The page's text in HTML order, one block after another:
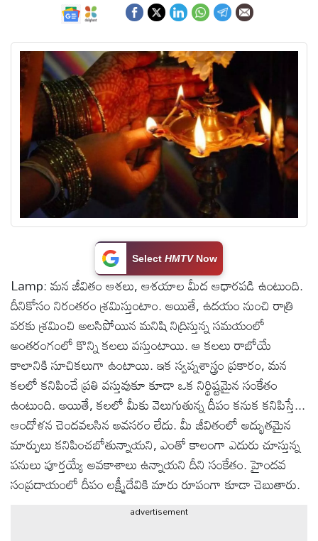
జాతీయం
అంతర్జాతీయం
సినిమా
క్రీడలు
వ్యాపారం
లైఫ్
టెక్నాలజీ
స్పెషల్స్
కెరీర్ &
ఉద్యోగాలు
లైవ్
టీవి
వ్యవసాయం
Select HMTVNow
Lamp: మన జీవితం ఆశలు, ఆశయాల మీద ఆధారపడి ఉంటుంది.
దీనికోసం నిరంతరం శ్రమిస్తుంటాం. అయితే, ఉదయం నుంచి రాత్రి
వరకు శ్రమించి అలసిపోయిన మనిషి నిద్రిస్తున్న సమయంలో
అంతరంగంలో కొన్ని కలలు వస్తుంటాయి. ఆ కలలు రాబోయే
కాలానికి సూచికలుగా ఉంటాయి. ఇక స్వప్నశాస్త్రం ప్రకారం, మన
కలలో కనిపించే ప్రతి వస్తువుకూ కూడా ఒక నిర్థిష్టమైన సంకేతం
ఉంటుంది. అయితే, కలలో మీకు వెలుగుతున్న దీపం కనుక కనిపిస్తే...
ఆందోళన చెందవలసిన అవసరం లేదు. మీ జీవితంలో అద్భుతమైన
మార్పులు కనిపించబోతున్నాయని, ఎంతో కాలంగా ఎదురు చూస్తున్న
పనులు పూర్తయ్యే అవకాశాలు ఉన్నాయని దీని సంకేతం. హైందవ
సంప్రదాయంలో దీపం లక్ష్మీదేవికి మారు రూపంగా కూడా చెబుతారు.
advertisement